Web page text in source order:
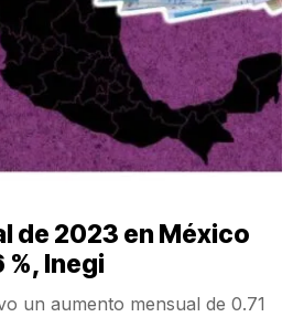
de 2023 en México
Inegi
un aumento mensual de 0.71